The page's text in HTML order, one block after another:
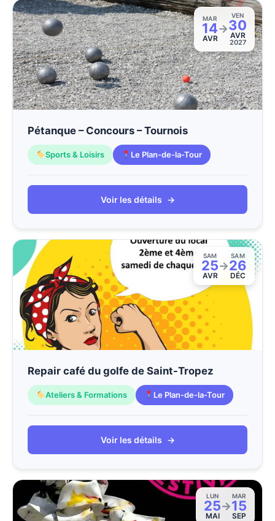
MAR
14
AVR
→
VEN
30
AVR
2027
Pétanque – Concours – Tournois
Sports & Loisirs Le Plan-de-la-Tour
Voir les détails →
SAM
25
AVR
→
SAM
26
DÉC
Repair café du golfe de Saint-Tropez
Ateliers & Formations Le Plan-de-la-Tour
Voir les détails →
LUN
25
MAI
→
MAR
15
SEP